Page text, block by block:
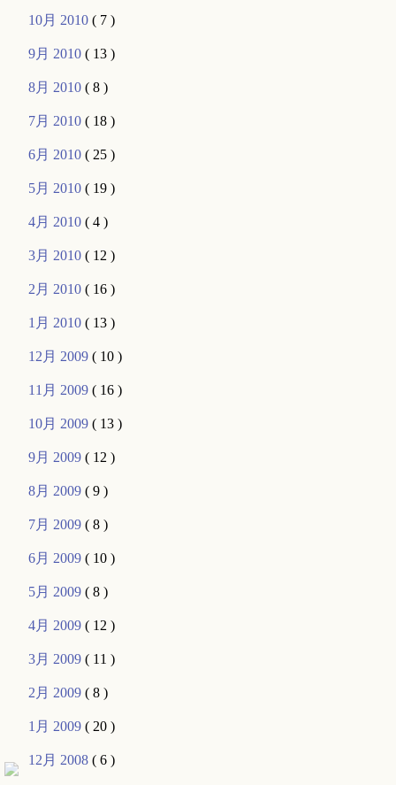
10月 2010( 7 )
9月 2010( 13 )
8月 2010( 8 )
7月 2010( 18 )
6月 2010( 25 )
5月 2010( 19 )
4月 2010( 4 )
3月 2010( 12 )
2月 2010( 16 )
1月 2010( 13 )
12月 2009( 10 )
11月 2009( 16 )
10月 2009( 13 )
9月 2009( 12 )
8月 2009( 9 )
7月 2009( 8 )
6月 2009( 10 )
5月 2009( 8 )
4月 2009( 12 )
3月 2009( 11 )
2月 2009( 8 )
1月 2009( 20 )
12月 2008( 6 )